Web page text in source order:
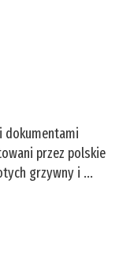
dokumentami
przez polskie
grzywny i ...